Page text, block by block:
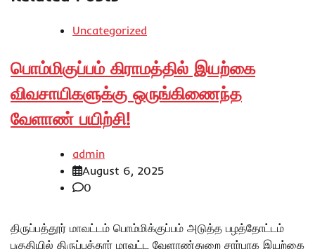
Uncategorized
பொம்மிகுப்பம் கிராமத்தில் இயற்கை
விவசாயிகளுக்கு ஒருங்கிணைந்த
வேளாண் பயிற்சி!
admin
August 6, 2025
0
திருப்பத்தூர் மாவட்டம் பொம்மிக்குப்பம் அடுத்த பழத்தோட்டம்
பகுதியில் திருப்பத்தூர் மாவட்ட வேளாண்துறை சார்பாக இயற்கை